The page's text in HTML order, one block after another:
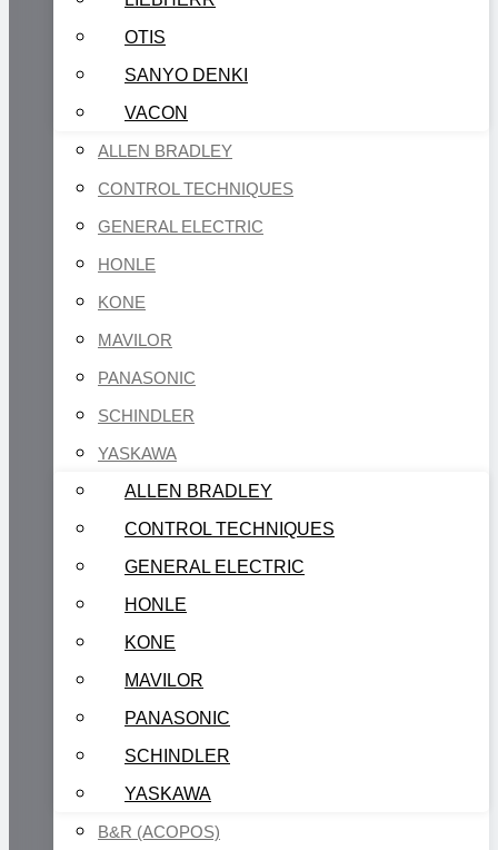
OTIS
SANYO DENKI
VACON
ALLEN BRADLEY
CONTROL TECHNIQUES
GENERAL ELECTRIC
HONLE
KONE
MAVILOR
PANASONIC
SCHINDLER
YASKAWA
ALLEN BRADLEY
CONTROL TECHNIQUES
GENERAL ELECTRIC
HONLE
KONE
MAVILOR
PANASONIC
SCHINDLER
YASKAWA
B&R (ACOPOS)